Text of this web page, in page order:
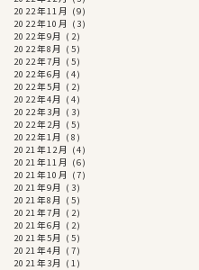
2022年11月 (9)
2022年10月 (3)
2022年9月 (2)
2022年8月 (5)
2022年7月 (5)
2022年6月 (4)
2022年5月 (2)
2022年4月 (4)
2022年3月 (3)
2022年2月 (5)
2022年1月 (8)
2021年12月 (4)
2021年11月 (6)
2021年10月 (7)
2021年9月 (3)
2021年8月 (5)
2021年7月 (2)
2021年6月 (2)
2021年5月 (5)
2021年4月 (7)
2021年3月 (1)